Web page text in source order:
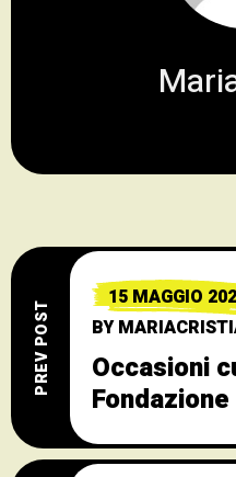
PREV POST
15 MAGGIO
BY
Occasioni